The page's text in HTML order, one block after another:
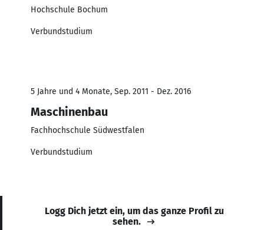
Hochschule Bochum
Verbundstudium
5 Jahre und 4 Monate, Sep. 2011 - Dez. 2016
Maschinenbau
Fachhochschule Südwestfalen
Verbundstudium
Logg Dich jetzt ein, um das ganze Profil zu
sehen.